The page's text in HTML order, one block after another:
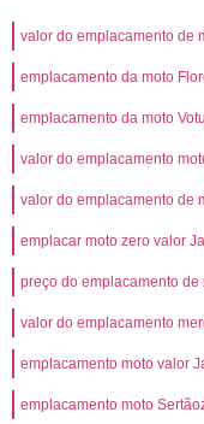
valor do emplacamento de
emplacamento da moto
emplacamento da moto
valor do emplacamento
valor do emplacamento de
emplacar moto zero valor
preço do emplacamento de
valor do emplacamento
emplacamento moto valor
emplacamento moto